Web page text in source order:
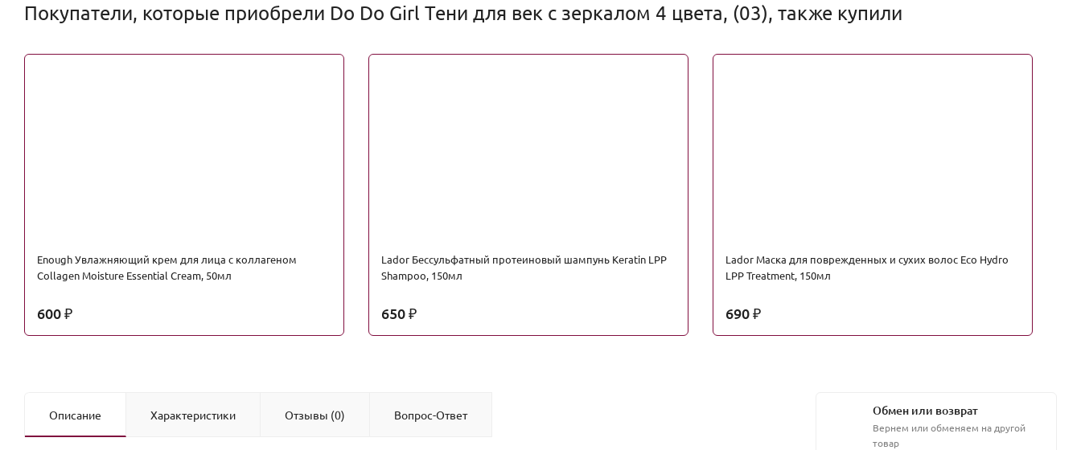
Покупатели, которые приобрели Do Do Girl Тени для век с зеркалом 4 цвета, (03), также купили
Enough Увлажняющий крем для лица с коллагеном
Collagen Moisture Essential Cream, 50мл
600 ₽
Lador Беcсульфатный протеиновый шампунь Keratin LPP
Shampoo, 150мл
650 ₽
Lador Маска для поврежденных и сухих волос Eco Hydro
LPP Treatment, 150мл
690 ₽
Описание Характеристики Отзывы (0) Вопрос-Ответ Обмен или возврат
Вернем или обменяем на другой
товар